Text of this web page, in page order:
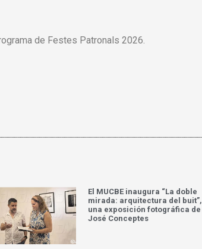
de Festes Patronals 2026.
El MUCBE inaugura “La doble
mirada: arquitectura del buit”,
una exposición fotográfica de
José Conceptes